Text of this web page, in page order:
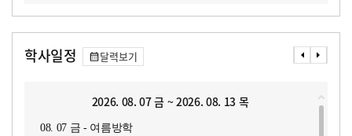
학사일정 달력보기
2026. 08. 07 금 ~ 2026. 08. 13 목
08. 07 금 - 여름방학